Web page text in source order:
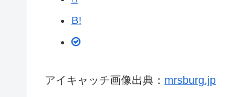
B!
アイキャッチ画像出典： mrsburg.jp